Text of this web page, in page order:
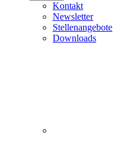
Kontakt
Newsletter
Stellenangebote
Downloads